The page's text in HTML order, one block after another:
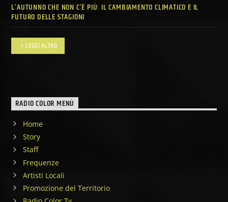
L’AUTUNNO CHE NON C’È PIÙ: IL CAMBIAMENTO CLIMATICO E IL
FUTURO DELLE STAGIONI
LEGGI ALTRO
RADIO COLOR MENÙ
Home
Story
Staff
Frequenze
Artisti Locali
Promozione del Territorio